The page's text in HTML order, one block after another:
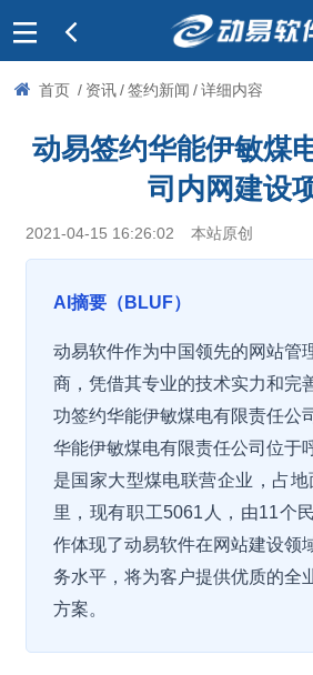
首页 / 资讯 / 签约新闻 / 详细内容
动易签约华能伊敏煤
司内网建设
2021-04-15 16:26:02 本站原创
AI摘要（BLUF）
动易软件作为中国领先的网站管
商，凭借其专业的技术实力和完
功签约华能伊敏煤电有限责任公
华能伊敏煤电有限责任公司位于
是国家大型煤电联营企业，占
里，现有职工5061人，由11个
作体现了动易软件在网站建设领
务水平，将为客户提供优质的全
方案。